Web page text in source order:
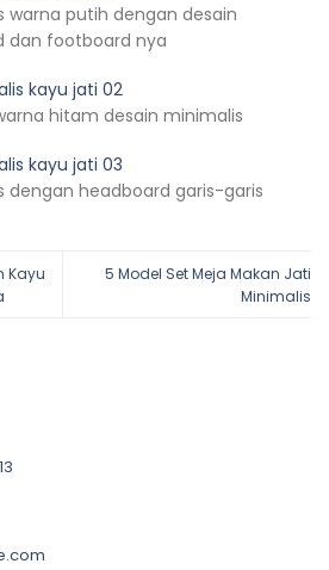
putih dengan desain
dan footboard nya
hitam desain minimalis
headboard garis-garis
Kayu
5 Model Set Meja Makan Jati
Minimalis